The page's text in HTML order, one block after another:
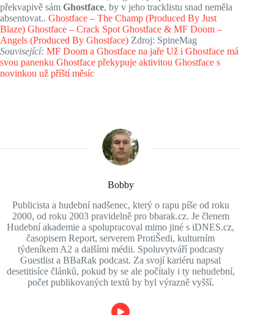
překvapivě sám Ghostface, by v jeho tracklistu snad neměla
absentovat.. Ghostface – The Champ (Produced By Just
Blaze) Ghostface – Crack Spot Ghostface & MF Doom –
Angels (Produced By Ghostface) Zdroj: SpineMag
Související: MF Doom a Ghostface na jaře Už i Ghostface má
svou panenku Ghostface překypuje aktivitou Ghostface s
novinkou už příští měsíc
Bobby
Publicista a hudební nadšenec, který o rapu píše od roku
2000, od roku 2003 pravidelně pro bbarak.cz. Je členem
Hudební akademie a spolupracoval mimo jiné s iDNES.cz,
časopisem Report, serverem ProtiŠedi, kulturním
týdeníkem A2 a dalšími médii. Spoluvytváří podcasty
Guestlist a BBaRak podcast. Za svojí kariéru napsal
desetitisíce článků, pokud by se ale počítaly i ty nehudební,
počet publikovaných textů by byl výrazně vyšší.